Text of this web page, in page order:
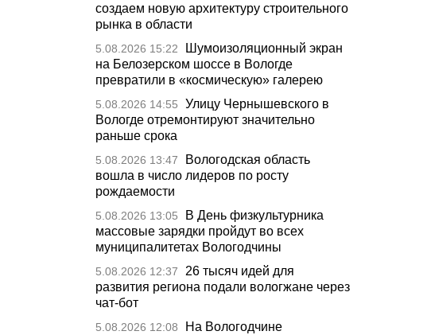
создаем новую архитектуру строительного
рынка в области
5.08.2026 15:22
Шумоизоляционный экран
на Белозерском шоссе в Вологде
превратили в «космическую» галерею
5.08.2026 14:55
Улицу Чернышевского в
Вологде отремонтируют значительно
раньше срока
5.08.2026 13:47
Вологодская область
вошла в число лидеров по росту
рождаемости
5.08.2026 13:05
В День физкультурника
массовые зарядки пройдут во всех
муниципалитетах Вологодчины
5.08.2026 12:37
26 тысяч идей для
развития региона подали вологжане через
чат-бот
5.08.2026 12:08
На Вологодчине